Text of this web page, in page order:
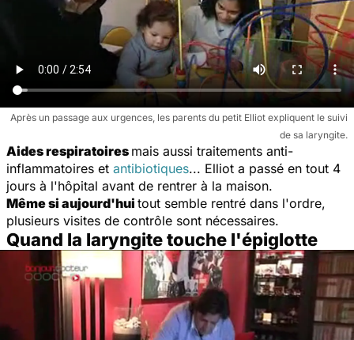
Après un passage aux urgences, les parents du petit Elliot expliquent le suivi
de sa laryngite.
Aides respiratoires mais aussi traitements anti-
inflammatoires et antibiotiques... Elliot a passé en tout 4
jours à l'hôpital avant de rentrer à la maison.
Même si aujourd'hui tout semble rentré dans l'ordre,
plusieurs visites de contrôle sont nécessaires.
Quand la laryngite touche l'épiglotte